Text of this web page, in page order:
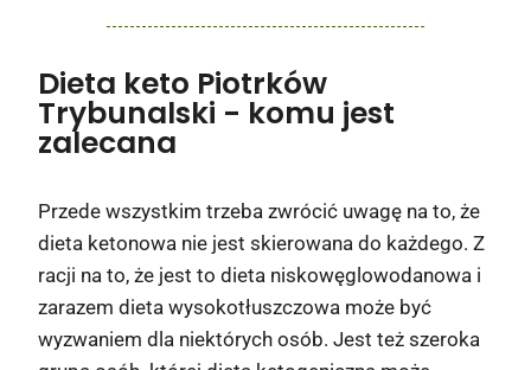
Dieta keto Piotrków
Trybunalski - komu jest
zalecana
Przede wszystkim trzeba zwrócić uwagę na to, że
dieta ketonowa nie jest skierowana do każdego. Z
racji na to, że jest to dieta niskowęglowodanowa i
zarazem dieta wysokotłuszczowa może być
wyzwaniem dla niektórych osób. Jest też szeroka